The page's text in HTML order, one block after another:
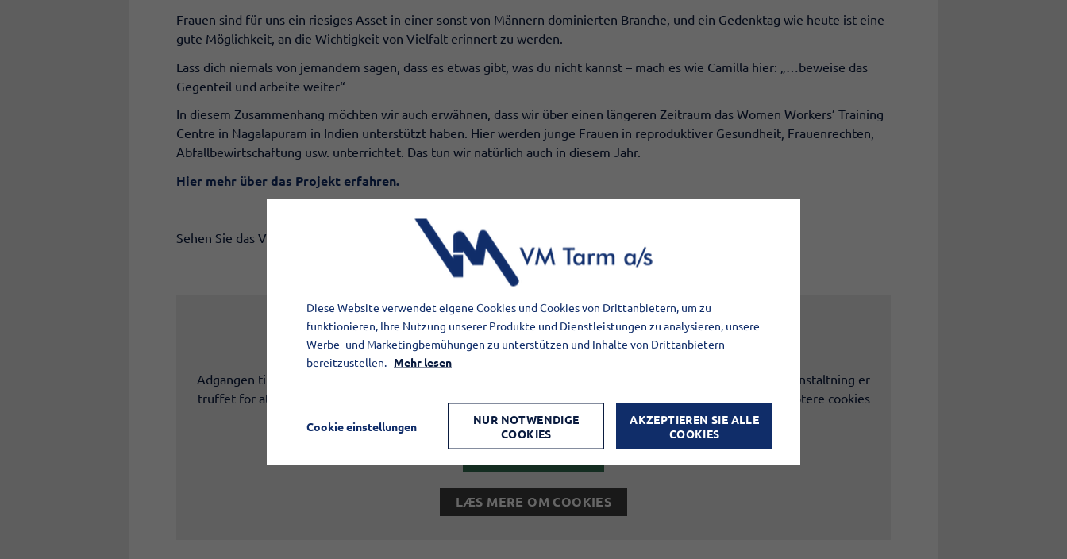
Frauen sind für uns ein riesiges Asset in einer sonst von Männern dominierten Branche, und ein Gedenktag wie heute ist eine
gute Möglichkeit, an die Wichtigkeit von Vielfalt erinnert zu werden.
Lass dich niemals von jemandem sagen, dass es etwas gibt, was du nicht kannst – mach es wie Camilla hier: „…beweise das
Gegenteil und arbeite weiter“
In diesem Zusammenhang möchten wir auch erwähnen, dass wir über einen längeren Zeitraum das Women Workers’ Training
Centre in Nagalapuram in Indien unterstützt haben. Hier werden junge Frauen in reproduktiver Gesundheit, Frauenrechten,
Abfallbewirtschaftung usw. unterrichtet. Das tun wir natürlich auch in diesem Jahr.
Hier mehr über das Projekt erfahren.
Sehen Sie das Video mit Camilla und einigen der anderen coolen Frauen in der Produktion:
Elementet er blokeret
Adgangen til elementet er blevet begrænset, da du ikke har accepteret de påkrævede cookies. Denne foranstaltning er
truffet for at overholde gældende databeskyttelseslovgivning. Du kan få adgang til elementet ved at acceptere cookies
for elementet.
LÆS MERE OM COOKIES
Diese Website verwendet eigene Cookies und Cookies von Drittanbietern, um zu
funktionieren, Ihre Nutzung unserer Produkte und Dienstleistungen zu analysieren, unsere
Werbe- und Marketingbemühungen zu unterstützen und Inhalte von Drittanbietern
bereitzustellen. Mehr lesen
Cookie einstellungen
NUR NOTWENDIGE
COOKIES
AKZEPTIEREN SIE ALLE
COOKIES